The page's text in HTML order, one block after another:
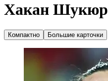
Хакан Шукюр
Компактно Большие карточки